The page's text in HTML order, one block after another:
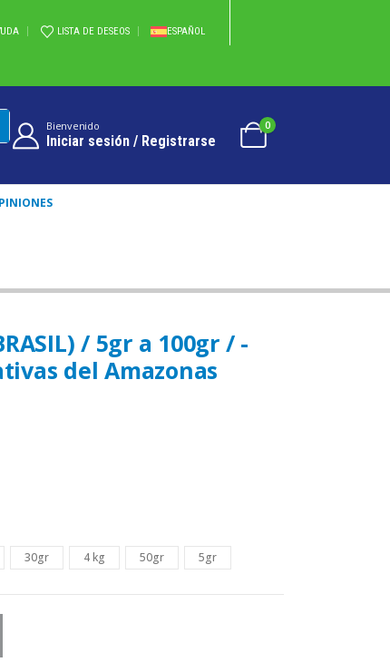
LISTA DE DESEOS ESPAÑOL
Bienvenido
Iniciar sesión / Registrarse
0
/ 5gr a 100gr / -
del Amazonas
30gr 4 kg 50gr 5gr